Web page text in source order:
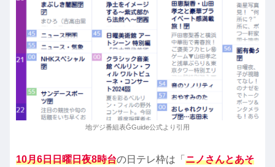
地デジ番組表ḠGuide公式より引用
10月6日日曜日夜8時台の日テレ枠は「 ニノさんとあそ